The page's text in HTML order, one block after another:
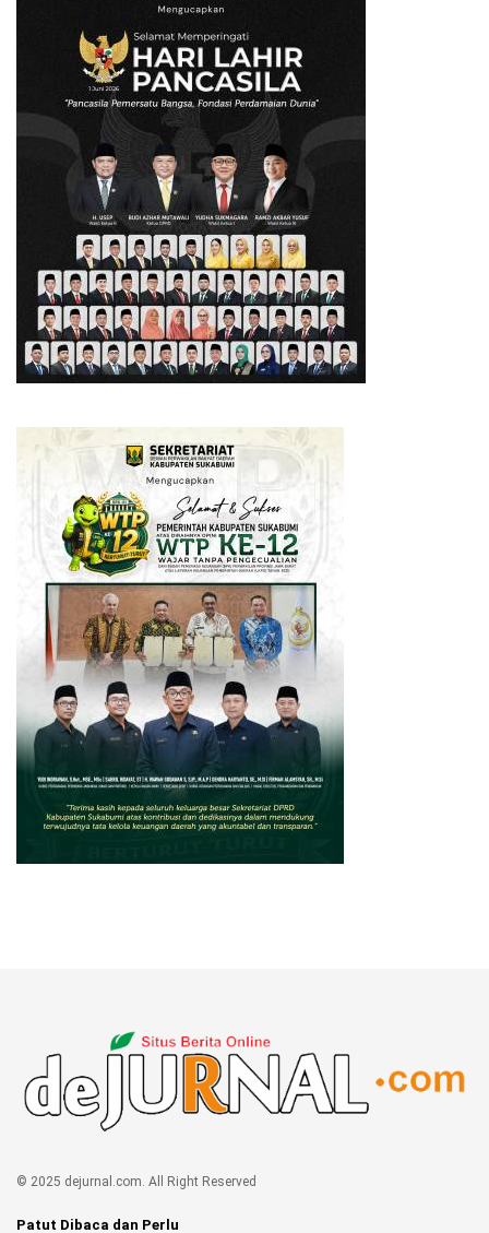
© 2025 dejurnal.com. All Right Reserved
Patut Dibaca dan Perlu